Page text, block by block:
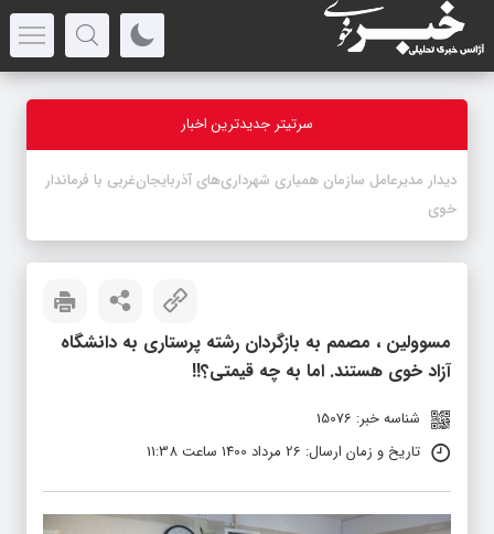
سرتیتر جدیدترین اخبار
-
مسوولین ، مصمم به بازگردان رشته پرستاری به دانشگاه
آزاد خوی هستند. اما به چه قیمتی؟!!
تاریخ و زمان ارسال: 26 مرداد 1400 ساعت 11:38